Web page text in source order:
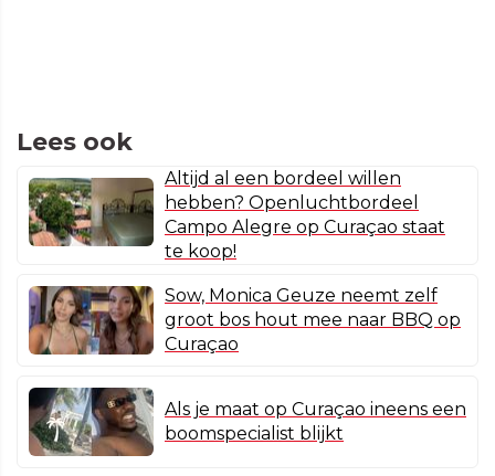
Lees ook
Altijd al een bordeel willen
hebben? Openluchtbordeel
Campo Alegre op Curaçao staat
te koop!
Sow, Monica Geuze neemt zelf
groot bos hout mee naar BBQ op
Curaçao
Als je maat op Curaçao ineens een
boomspecialist blijkt